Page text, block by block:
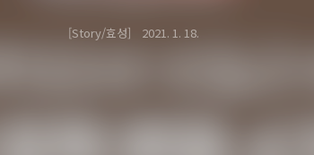
Story/효성 2021. 1. 18.